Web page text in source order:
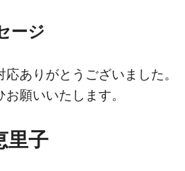
ージ
ありがとうございました。
願いいたします。
子